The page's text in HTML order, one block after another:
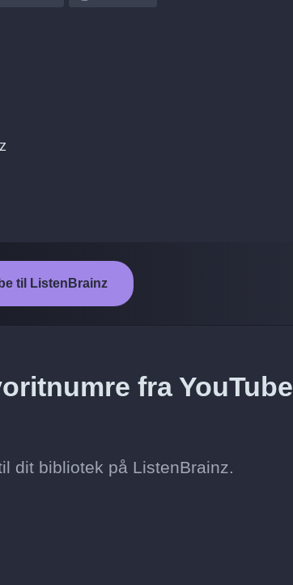
til ListenBrainz
fra
dit bibliotek på ListenBrainz.